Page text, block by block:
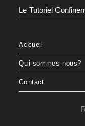
Le Tutoriel
Accueil
Qui sommes nous?
Contact